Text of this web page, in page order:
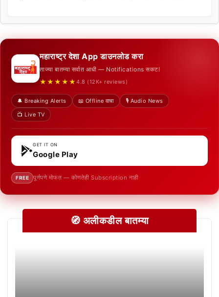
महाराष्ट्र देशा App डाउनलोड करा
ताज्या बातम्या सर्वात आधी — Notifications सकट!
★★★★★ 4.8 (12K+ reviews)
🔔 Breaking Alerts 📖 Offline वाचा
🎙️ Audio News
📺 Live TV
GET IT ON
Google Play
FREE पूर्णपणे मोफत — कोणतेही Subscription नाही
🧭 अलीकडील बातम्या